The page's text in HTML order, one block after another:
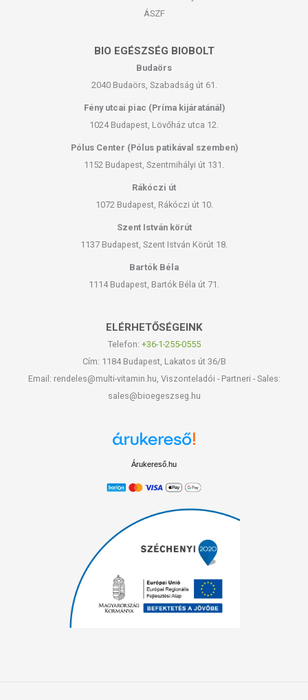
ÁSZF
BIO EGÉSZSÉG BIOBOLT
Budaörs
2040 Budaörs, Szabadság út 61.
Fény utcai piac (Príma kijáratánál)
1024 Budapest, Lövőház utca 12.
Pólus Center (Pólus patikával szemben)
1152 Budapest, Szentmihályi út 131.
Rákóczi út
1072 Budapest, Rákóczi út 10.
Szent István körút
1137 Budapest, Szent István Körút 18.
Bartók Béla
1114 Budapest, Bartók Béla út 71.
ELÉRHETŐSÉGEINK
Telefon: +36-1-255-0555
Cím: 1184 Budapest, Lakatos út 36/B
Email: rendeles@multi-vitamin.hu, Viszonteladói - Partneri - Sales:
sales@bioegeszseg.hu
Árukereső.hu